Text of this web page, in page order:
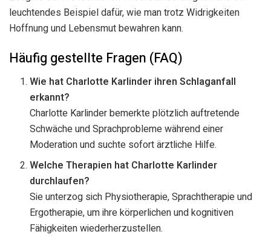
leuchtendes Beispiel dafür, wie man trotz Widrigkeiten
Hoffnung und Lebensmut bewahren kann.
Häufig gestellte Fragen (FAQ)
Wie hat Charlotte Karlinder ihren Schlaganfall
erkannt?
Charlotte Karlinder bemerkte plötzlich auftretende
Schwäche und Sprachprobleme während einer
Moderation und suchte sofort ärztliche Hilfe.
Welche Therapien hat Charlotte Karlinder
durchlaufen?
Sie unterzog sich Physiotherapie, Sprachtherapie und
Ergotherapie, um ihre körperlichen und kognitiven
Fähigkeiten wiederherzustellen.